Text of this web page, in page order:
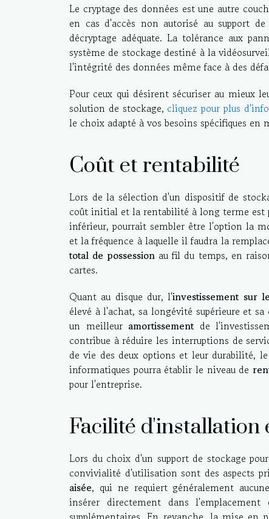
Le cryptage des données est une autre
en cas d'accès non autorisé au support
décryptage adéquate. La tolérance aux
système de stockage destiné à la
l'intégrité des données même face à des
Pour ceux qui désirent sécuriser au mieux
solution de stockage, cliquez pour plus
le choix adapté à vos besoins spécifiques en
Coût et rentabilité
Lors de la sélection d'un dispositif de
coût initial et la rentabilité à long terme est
inférieur, pourrait sembler être l'option la
et la fréquence à laquelle il faudra la
total de possessionau fil du temps, en
cartes.
Quant au disque dur, l'investissement sur
élevé à l'achat, sa longévité supérieure et
un meilleur amortissementde
contribue à réduire les interruptions de
de vie des deux options et leur durabilité,
informatiques pourra établir le niveau de
pour l'entreprise.
Facilité
Lors du choix d'un support de stockage
convivialité d'utilisation sont des aspects
aisée, qui ne requiert généralement
insérer directement dans